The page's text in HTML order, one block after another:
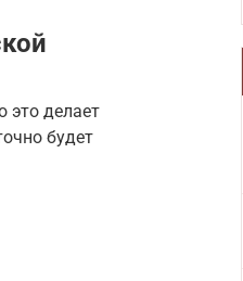
это делает
будет